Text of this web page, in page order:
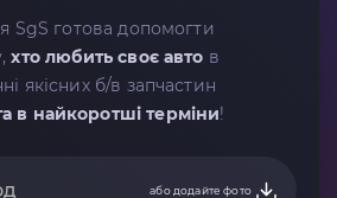
SgS готова допомогти
хто любить своє авто в
якісних б/в запчастин
в найкоротші терміни!
або додайте фото